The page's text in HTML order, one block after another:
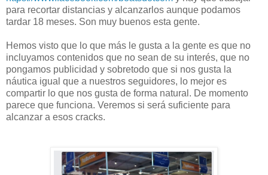
para recortar distancias y alcanzarlos aunque podamos
tardar 18 meses. Son muy buenos esta gente.
Hemos visto que lo que más le gusta a la gente es que no
incluyamos contenidos que no sean de su interés, que no
pongamos publicidad y sobretodo que si nos gusta la
náutica igual que a nuestros seguidores, lo mejor es
compartir lo que nos gusta de forma natural. De momento
parece que funciona. Veremos si será suficiente para
alcanzar a esos cracks.